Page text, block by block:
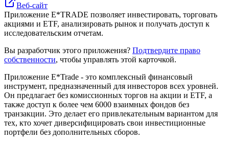
Веб-сайт
Приложение E*TRADE позволяет инвестировать, торговать
акциями и ETF, анализировать рынок и получать доступ к
исследовательским отчетам.
Вы разработчик этого приложения? Подтвердите право
собственности, чтобы управлять этой карточкой.
Приложение E*Trade - это комплексный финансовый
инструмент, предназначенный для инвесторов всех уровней.
Он предлагает без комиссионных торгов на акции и ETF, а
также доступ к более чем 6000 взаимных фондов без
транзакции. Это делает его привлекательным вариантом для
тех, кто хочет диверсифицировать свои инвестиционные
портфели без дополнительных сборов.